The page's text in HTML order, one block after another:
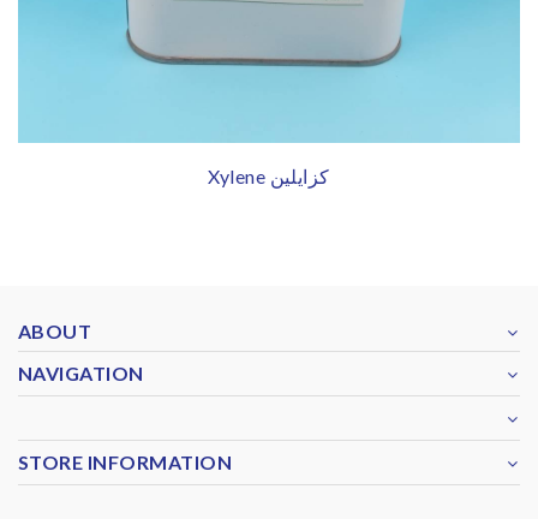
Xylene كزايلين
ABOUT
NAVIGATION
STORE INFORMATION